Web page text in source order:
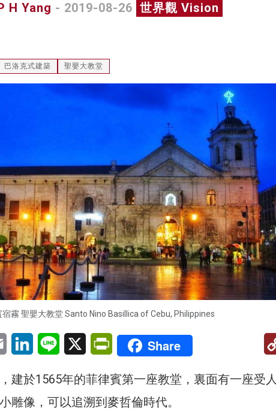
H Yang - 2019-08-26 世界觀 Vision
巴洛克式建築 聖嬰大教堂
宿霧 聖嬰大教堂 Santo Nino Basillica of Cebu, Philippines
Email LinkedInLine X PrintFriendly
Share
建於1565年的菲律賓第一座教堂，裏面有一座受人
雕像，可以追溯到麥哲倫時代。